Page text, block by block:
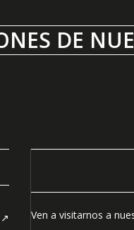
DE
↗ Ven a visitarnos a